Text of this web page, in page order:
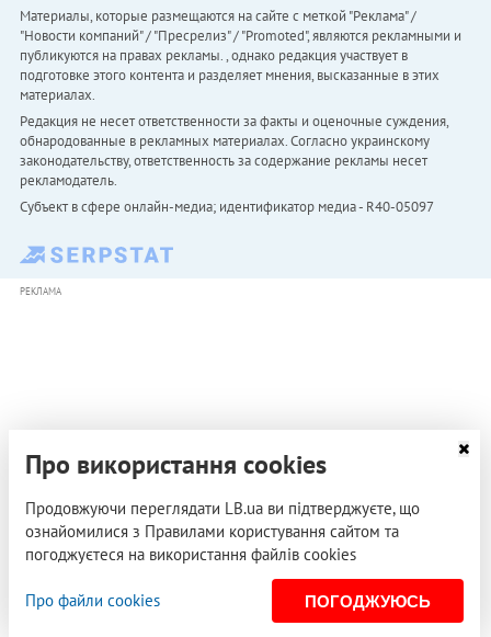
Материалы, которые размещаются на сайте с меткой "Реклама" /
"Новости компаний" / "Пресрелиз" / "Promoted", являются рекламными и
публикуются на правах рекламы. , однако редакция участвует в
подготовке этого контента и разделяет мнения, высказанные в этих
материалах.
Редакция не несет ответственности за факты и оценочные суждения,
обнародованные в рекламных материалах. Согласно украинскому
законодательству, ответственность за содержание рекламы несет
рекламодатель.
Субъект в сфере онлайн-медиа; идентификатор медиа - R40-05097
РЕКЛАМА
Про використання cookies
Продовжуючи переглядати LB.ua ви підтверджуєте, що
ознайомилися з Правилами користування сайтом та
погоджуєтеся на використання файлів cookies
Про файли cookies ПОГОДЖУЮСЬ